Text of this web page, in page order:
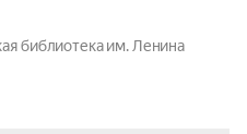
библиотека им. Ленина